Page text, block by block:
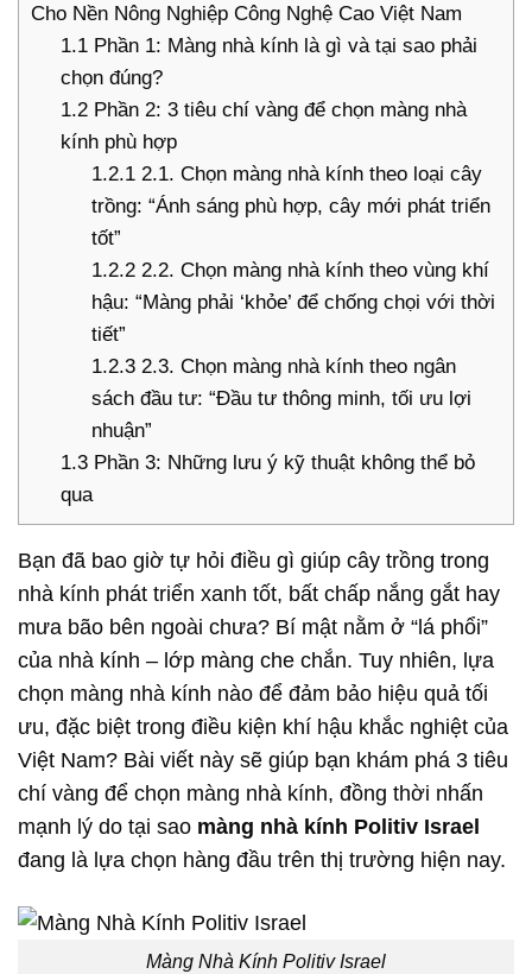
Cho Nền Nông Nghiệp Công Nghệ Cao Việt Nam
1.1 Phần 1: Màng nhà kính là gì và tại sao phải
chọn đúng?
1.2 Phần 2: 3 tiêu chí vàng để chọn màng nhà
kính phù hợp
1.2.12.1. Chọn màng nhà kính theo loại cây
trồng: “Ánh sáng phù hợp, cây mới phát triển
tốt”
1.2.22.2. Chọn màng nhà kính theo vùng khí
hậu: “Màng phải ‘khỏe’ để chống chọi với thời
tiết”
1.2.32.3. Chọn màng nhà kính theo ngân
sách đầu tư: “Đầu tư thông minh, tối ưu lợi
nhuận”
1.3 Phần 3: Những lưu ý kỹ thuật không thể bỏ
qua
Bạn đã bao giờ tự hỏi điều gì giúp cây trồng trong
nhà kính phát triển xanh tốt, bất chấp nắng gắt hay
mưa bão bên ngoài chưa? Bí mật nằm ở “lá phổi”
của nhà kính – lớp màng che chắn. Tuy nhiên, lựa
chọn màng nhà kính nào để đảm bảo hiệu quả tối
ưu, đặc biệt trong điều kiện khí hậu khắc nghiệt của
Việt Nam? Bài viết này sẽ giúp bạn khám phá 3 tiêu
chí vàng để chọn màng nhà kính, đồng thời nhấn
mạnh lý do tại sao màng nhà kính Politiv Israel
đang là lựa chọn hàng đầu trên thị trường hiện nay.
Màng Nhà Kính Politiv Israel